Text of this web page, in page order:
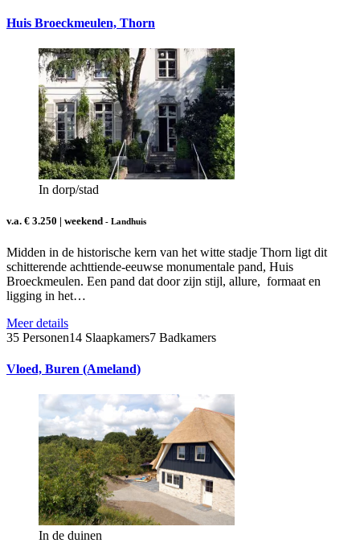
Huis Broeckmeulen, Thorn
In dorp/stad
v.a. € 3.250 | weekend - Landhuis
Midden in de historische kern van het witte stadje Thorn ligt dit
schitterende achttiende-eeuwse monumentale pand, Huis
Broeckmeulen. Een pand dat door zijn stijl, allure, formaat en
ligging in het…
Meer details
35 Personen14 Slaapkamers7 Badkamers
Vloed, Buren (Ameland)
In de duinen